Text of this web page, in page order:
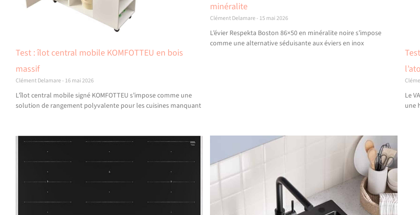
Test : îlot central mobile KOMFOTTEU en bois
massif
Clément Delamare 16 mai 2026
L’îlot central mobile signé KOMFOTTEU s’impose comme une
solution de rangement polyvalente pour les cuisines manquant
minéralite
Clément Delamare 15 mai 2026
L’évier Respekta Boston 86×50 en minéralite noire s’impose
comme une alternative séduisante aux éviers en inox
Le
une